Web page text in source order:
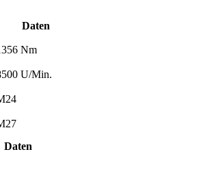
Daten
Nm
U/Min.
Daten